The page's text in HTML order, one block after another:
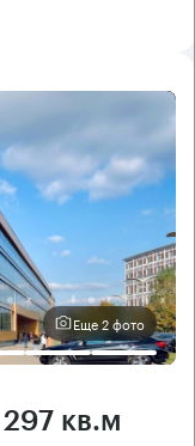
Еще 2 фото
кв.м